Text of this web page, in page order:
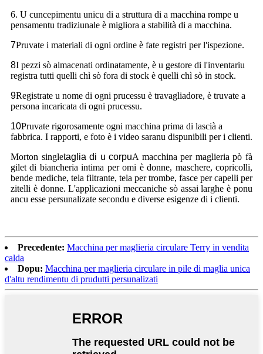
6. U cuncepimentu unicu di a struttura di a macchina rompe u
pensamentu tradiziunale è migliora a stabilità di a macchina.
7Pruvate i materiali di ogni ordine è fate registri per l'ispezione.
8I pezzi sò almacenati ordinatamente, è u gestore di l'inventariu
registra tutti quelli chì sò fora di stock è quelli chì sò in stock.
9Registrate u nome di ogni prucessu è travagliadore, è truvate a
persona incaricata di ogni prucessu.
10Pruvate rigorosamente ogni macchina prima di lascià a
fabbrica. I rapporti, e foto è i video saranu dispunibili per i clienti.
Morton singletaglia di u corpuA macchina per maglieria pò fà
gilet di biancheria intima per omi è donne, maschere, copricolli,
bende mediche, tela filtrante, tela per trombe, fasce per capelli per
zitelli è donne. L'applicazioni meccaniche sò assai larghe è ponu
ancu esse persunalizate secondu e diverse esigenze di i clienti.
Precedente: Macchina per maglieria circulare Terry in vendita
calda
Dopu: Macchina per maglieria circulare in pile di maglia unica
d'altu rendimentu di prudutti persunalizati